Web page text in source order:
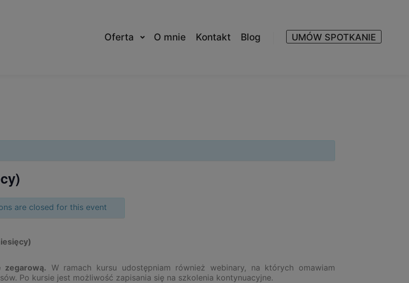
Oferta O mnie Kontakt Blog UMÓW SPOTKANIE
are closed for this event
zegarową. W ramach kursu udostępniam również webinary, na których omawiam
Po kursie jest możliwość zapisania się na szkolenia kontynuacyjne.